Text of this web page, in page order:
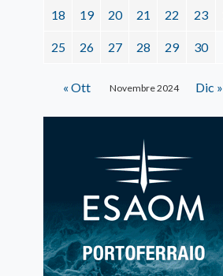
Novembre 2024
18 19 20 21 22 23
25 26 27 28 29 30
« Ott Dic »